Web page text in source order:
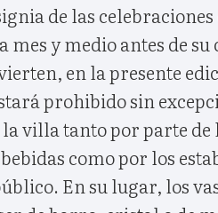
de las
y medio antes de su
en la presente
prohibido sin
villa tanto por parte de
como por los
En su lugar, los